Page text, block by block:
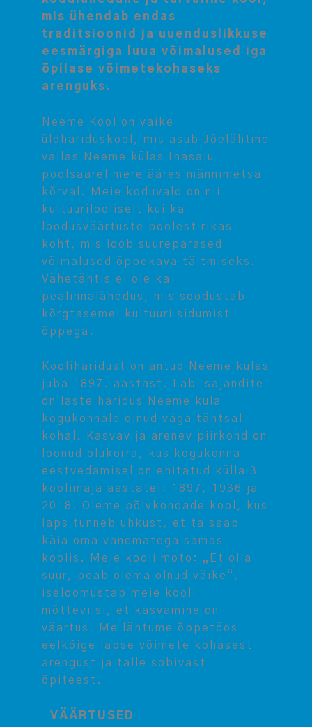
mis ühendab endas
traditsioonid ja uuenduslikkuse
eesmärgiga luua võimalused iga
õpilase võimetekohaseks
arenguks.
Neeme Kool on väike
üldhariduskool, mis asub Jõelähtme
vallas Neeme külas Ihasalu
poolsaarel mere ääres männimetsa
kõrval. Meie koduvald on nii
kultuurilooliselt kui ka
loodusväärtuste poolest rikas
koht, mis loob suurepärased
võimalused õppekava täitmiseks.
Vähetähtis ei ole ka
pealinnalähedus, mis soodustab
kõrgtasemel kultuuri sidumist
õppega.
Kooliharidust on antud Neeme külas
juba 1897. aastast. Läbi sajandite
on laste haridus Neeme küla
kogukonnale olnud väga tähtsal
kohal. Kasvav ja arenev piirkond on
loonud olukorra, kus kogukonna
eestvedamisel on ehitatud külla 3
koolimaja aastatel: 1897, 1936 ja
2018. Oleme põlvkondade kool, kus
laps tunneb uhkust, et ta saab
käia oma vanematega samas
koolis. Meie kooli moto: „Et olla
suur, peab olema olnud väike“,
iseloomustab meie kooli
mõtteviisi, et kasvamine on
väärtus. Me lähtume õppetöös
eelkõige lapse võimete kohasest
arengust ja talle sobivast
õpiteest.
VÄÄRTUSED